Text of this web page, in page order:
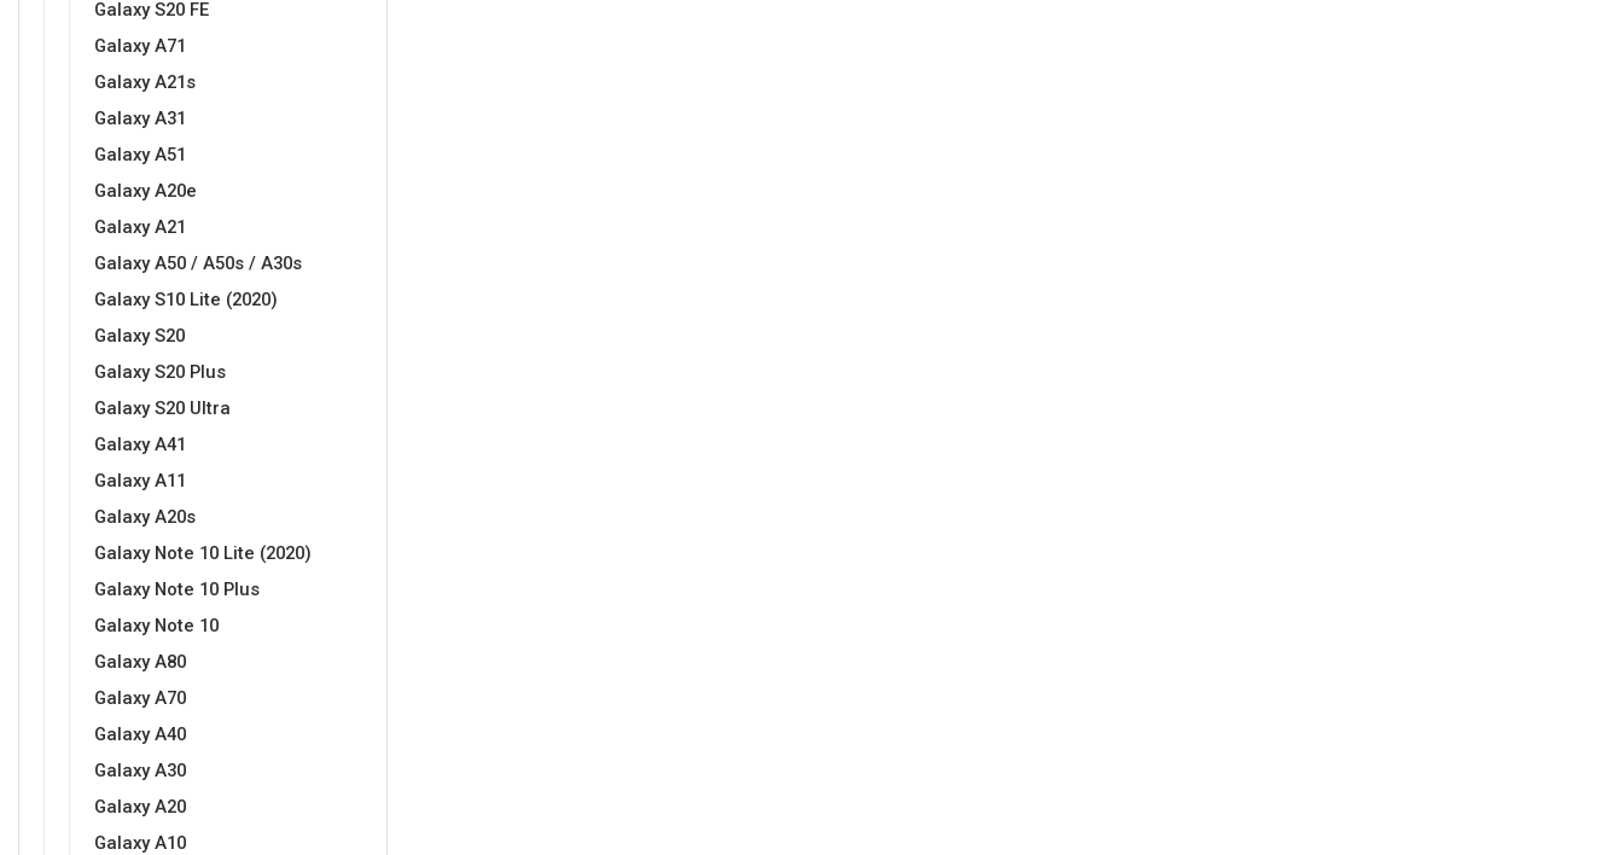
Galaxy S20 FE
Galaxy A71
Galaxy A21s
Galaxy A31
Galaxy A51
Galaxy A20e
Galaxy A21
Galaxy A50 / A50s / A30s
Galaxy S10 Lite (2020)
Galaxy S20
Galaxy S20 Plus
Galaxy S20 Ultra
Galaxy A41
Galaxy A11
Galaxy A20s
Galaxy Note 10 Lite (2020)
Galaxy Note 10 Plus
Galaxy Note 10
Galaxy A80
Galaxy A70
Galaxy A40
Galaxy A30
Galaxy A20
Galaxy A10
Crtani filmovi
Obiteljski motivi